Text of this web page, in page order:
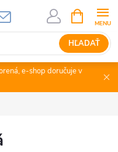
HĽADAŤ
KOŠÍK
e-shop doručuje v